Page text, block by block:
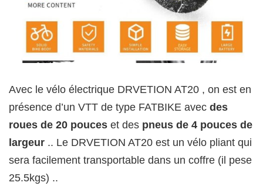
Avec le vélo électrique DRVETION AT20 , on est en
présence d’un VTT de type FATBIKE avec des
roues de 20 pouces et des pneus de 4 pouces de
largeur .. Le DRVETION AT20 est un vélo pliant qui
sera facilement transportable dans un coffre (il pese
25.5kgs) ..